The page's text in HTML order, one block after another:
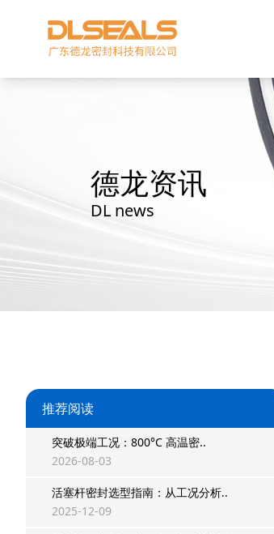
德龙资讯
DL news
推荐阅读
突破极端工况：800°C 高温密..
2026-08-03
活塞杆密封选型指南：从工况分析..
2025-12-09